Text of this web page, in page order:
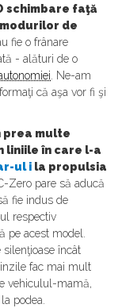
schimbare faţă
de
fie o frânare
- alături de o
. Ne-am
că aşa vor fi şi
prea multe
liniile în care l-a
ul i la propulsia
Zero pare să aducă
fie indus de
respectiv
acest model.
silenţioase încât
fac mai mult
vehiculul-mamă,
podea.